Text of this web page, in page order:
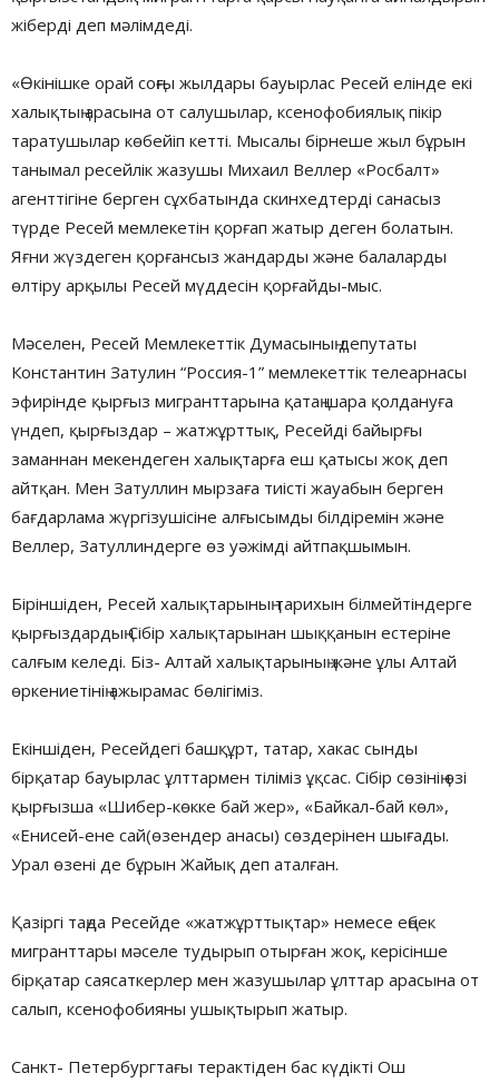
жіберді деп мәлімдеді.
«Өкінішке орай соңғы жылдары бауырлас Ресей елінде екі
халықтың арасына от салушылар, ксенофобиялық пікір
таратушылар көбейіп кетті. Мысалы бірнеше жыл бұрын
танымал ресейлік жазушы Михаил Веллер «Росбалт»
агенттігіне берген сұхбатында скинхедтерді санасыз
түрде Ресей мемлекетін қорғап жатыр деген болатын.
Яғни жүздеген қорғансыз жандарды және балаларды
өлтіру арқылы Ресей мүддесін қорғайды-мыс.
Мәселен, Ресей Мемлекеттік Думасының депутаты
Константин Затулин “Россия-1” мемлекеттік телеарнасы
эфирінде қырғыз мигранттарына қатаң шара қолдануға
үндеп, қырғыздар – жатжұрттық, Ресейді байырғы
заманнан мекендеген халықтарға еш қатысы жоқ деп
айтқан. Мен Затуллин мырзаға тиісті жауабын берген
бағдарлама жүргізушісіне алғысымды білдіремін және
Веллер, Затуллиндерге өз уәжімді айтпақшымын.
Біріншіден, Ресей халықтарының тарихын білмейтіндерге
қырғыздардың Сібір халықтарынан шыққанын естеріне
салғым келеді. Біз- Алтай халықтарының және ұлы Алтай
өркениетінің ажырамас бөлігіміз.
Екіншіден, Ресейдегі башқұрт, татар, хакас сынды
бірқатар бауырлас ұлттармен тіліміз ұқсас. Сібір сөзінің өзі
қырғызша «Шибер-көкке бай жер», «Байкал-бай көл»,
«Енисей-ене сай(өзендер анасы) сөздерінен шығады.
Урал өзені де бұрын Жайық деп аталған.
Қазіргі таңда Ресейде «жатжұрттықтар» немесе еңбек
мигранттары мәселе тудырып отырған жоқ, керісінше
бірқатар саясаткерлер мен жазушылар ұлттар арасына от
салып, ксенофобияны ушықтырып жатыр.
Санкт- Петербургтағы терактіден бас күдікті Ош